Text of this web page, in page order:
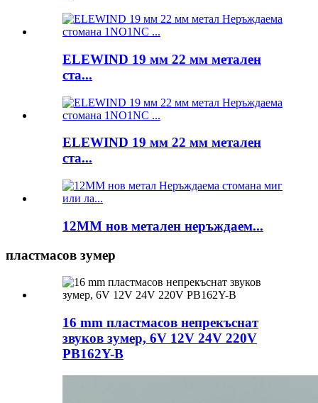
ELEWIND 19 мм 22 мм метален
ста...
ELEWIND 19 мм 22 мм метален
ста...
12MM нов метален неръждаем...
пластмасов зумер
16 mm пластмасов непрекъснат
звуков зумер, 6V 12V 24V 220V
PB162Y-B